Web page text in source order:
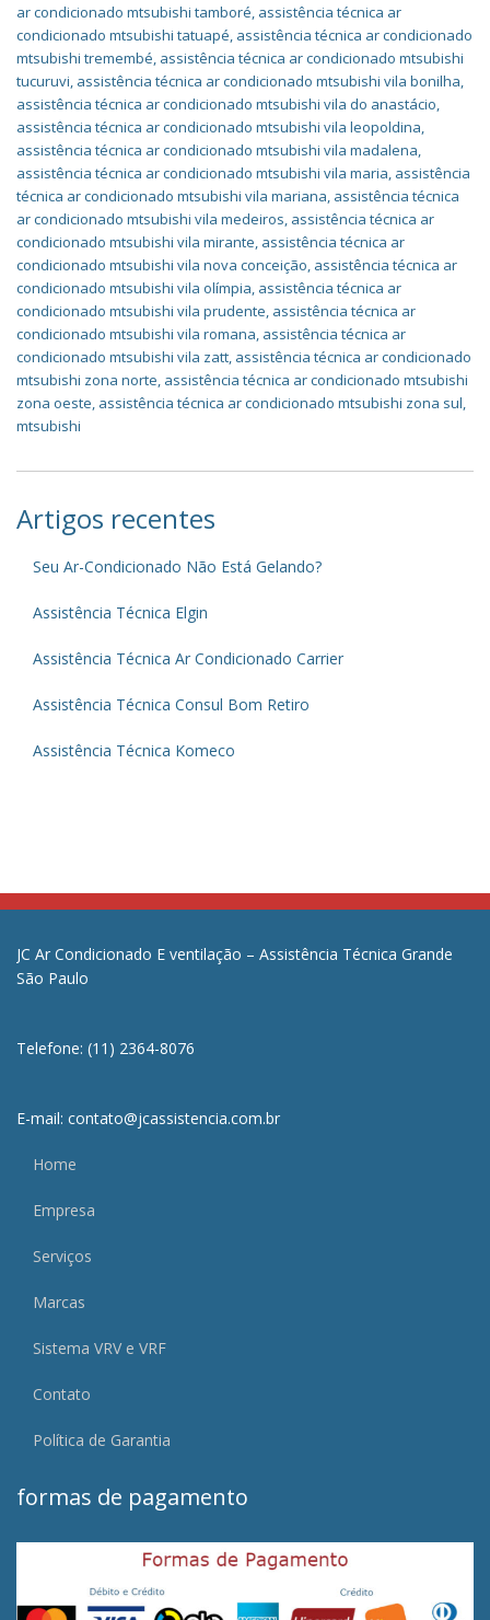
ar condicionado mtsubishi tamboré, assistência técnica ar
condicionado mtsubishi tatuapé, assistência técnica ar condicionado
mtsubishi tremembé, assistência técnica ar condicionado mtsubishi
tucuruvi, assistência técnica ar condicionado mtsubishi vila bonilha,
assistência técnica ar condicionado mtsubishi vila do anastácio,
assistência técnica ar condicionado mtsubishi vila leopoldina,
assistência técnica ar condicionado mtsubishi vila madalena,
assistência técnica ar condicionado mtsubishi vila maria, assistência
técnica ar condicionado mtsubishi vila mariana, assistência técnica
ar condicionado mtsubishi vila medeiros, assistência técnica ar
condicionado mtsubishi vila mirante, assistência técnica ar
condicionado mtsubishi vila nova conceição, assistência técnica ar
condicionado mtsubishi vila olímpia, assistência técnica ar
condicionado mtsubishi vila prudente, assistência técnica ar
condicionado mtsubishi vila romana, assistência técnica ar
condicionado mtsubishi vila zatt, assistência técnica ar condicionado
mtsubishi zona norte, assistência técnica ar condicionado mtsubishi
zona oeste, assistência técnica ar condicionado mtsubishi zona sul,
mtsubishi
Artigos recentes
Seu Ar-Condicionado Não Está Gelando?
Assistência Técnica Elgin
Assistência Técnica Ar Condicionado Carrier
Assistência Técnica Consul Bom Retiro
Assistência Técnica Komeco
JC Ar Condicionado E ventilação – Assistência Técnica Grande
São Paulo
Telefone: (11) 2364-8076
E-mail: contato@jcassistencia.com.br
Home
Empresa
Serviços
Marcas
Sistema VRV e VRF
Contato
Política de Garantia
formas de pagamento